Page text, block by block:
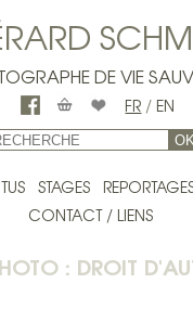
DE VIE
FR / EN
OK
STAGES
CONTACT / LIENS
: DROIT